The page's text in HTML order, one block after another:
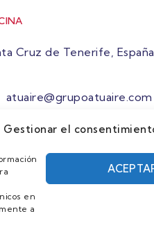
Gestionar el
en
a
Cruz de Tenerife, España
atuaire@grupoatuaire.com